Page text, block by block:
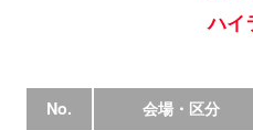
ハイ
No. 会場・区分